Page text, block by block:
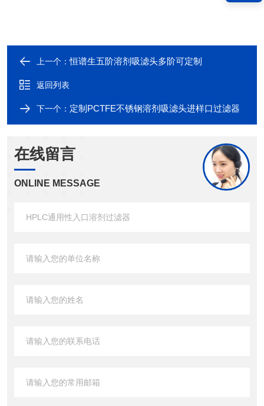
上一个：恒谱生五阶溶剂吸滤头多阶可定制
返回列表
下一个： 定制PCTFE不锈钢溶剂吸滤头进样口过滤器
在线留言
ONLINE MESSAGE